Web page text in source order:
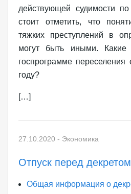
действующей судимости
стоит отметить, что
тяжких преступлений в
могут быть иными. Какие
госпрограмме переселения
году?
[…]
27.10.2020 - Экономика
Отпуск перед
Общая информация о